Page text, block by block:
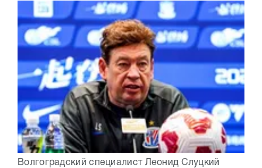
Волгоградский специалист Леонид Слуцкий